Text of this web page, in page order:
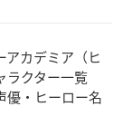
アカデミア（ヒ
ラクター一覧
優・ヒーロー名